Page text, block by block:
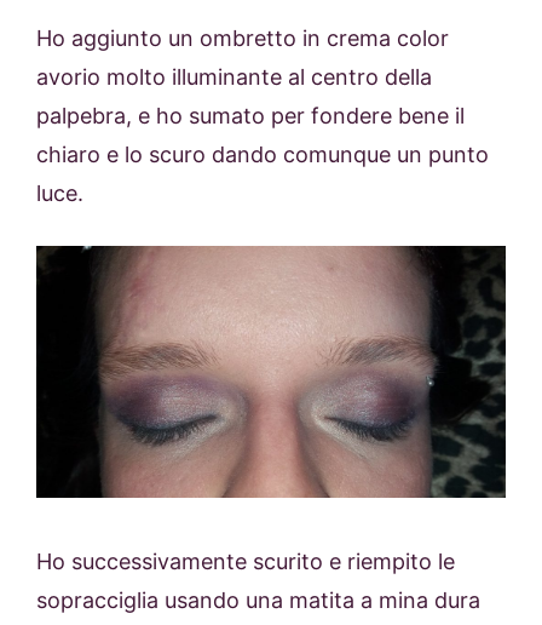
Ho aggiunto un ombretto in crema color
avorio molto illuminante al centro della
palpebra, e ho sumato per fondere bene il
chiaro e lo scuro dando comunque un punto
luce.
Ho successivamente scurito e riempito le
sopracciglia usando una matita a mina dura